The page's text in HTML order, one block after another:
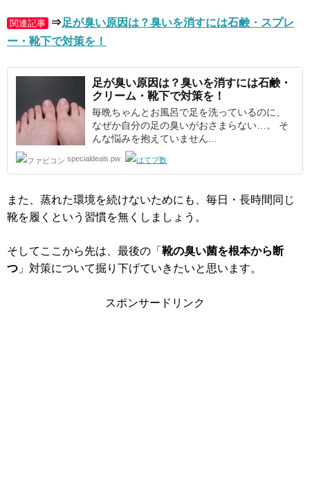
関連記事 ⇒足が臭い原因は？臭いを消すには石鹸・スプレ
ー・靴下で対策を！
足が臭い原因は？臭いを消すには石鹸・
クリーム・靴下で対策を！
毎晩ちゃんとお風呂で足を洗っているのに、
なぜか自分の足の臭いがおさまらない…。 そ
んな悩みを抱えていません...
specialdeals.pw
また、蒸れた環境を続けないためにも、毎日・長時間同じ
靴を履くという習慣を無くしましょう。
そしてここから先は、最後の「 靴の臭い菌を根本から断
つ 」対策について掘り下げていきたいと思います。
スポンサードリンク